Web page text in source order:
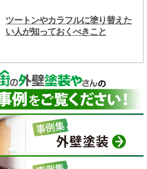
ツートンやカラフルに塗り替えた
い人が知っておくべきこと